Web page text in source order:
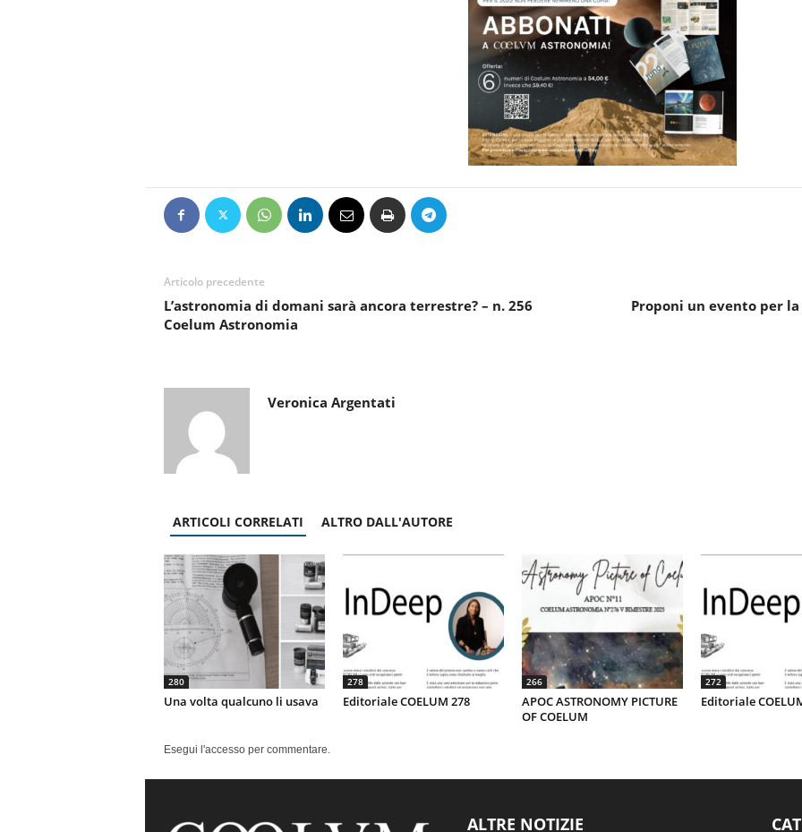
Articolo precedente
L’astronomia di domani sarà ancora terrestre? – n. 256
Coelum Astronomia
Proponi un evento per
Veronica Argentati
ARTICOLI CORRELATI ALTRO DALL'AUTORE
280
Una volta qualcuno li usava
278
Editoriale COELUM 278
266
APOC ASTRONOMY PICTURE
OF COELUM
272
Editoriale
Esegui l'accesso per commentare.
ALTRE NOTIZIE